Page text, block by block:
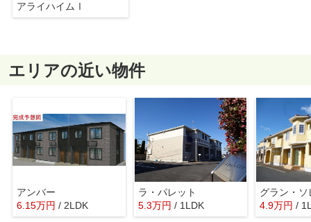
アライハイムⅠ
エリアの近い物件
アンバー
6.15万円 / 2LDK
ラ・パレット
5.3万円 / 1LDK
グラン・ソ
4.9万円 /